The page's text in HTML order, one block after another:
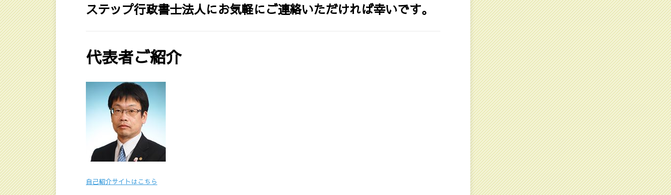
ステップ行政書士法人にお気軽にご連絡いただければ幸いです。
代表者ご紹介
自己紹介サイトはこちら